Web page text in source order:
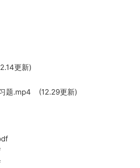
更新)
题.mp4 (12.29更新)